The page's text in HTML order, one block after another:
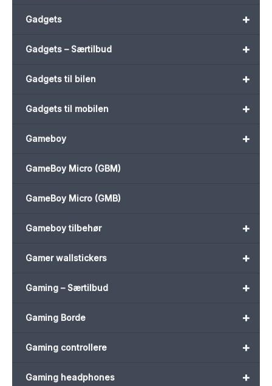
+
Gadgets
+
Gadgets – Særtilbud
+
Gadgets til bilen
+
Gadgets til mobilen
+
Gameboy
GameBoy Micro (GBM)
GameBoy Micro (GMB)
+
Gameboy tilbehør
+
Gamer wallstickers
+
Gaming – Særtilbud
+
Gaming Borde
+
Gaming controllere
+
Gaming headphones